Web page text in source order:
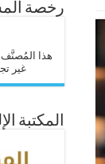
رخصة
هذا
غير تجاري
المكتبة